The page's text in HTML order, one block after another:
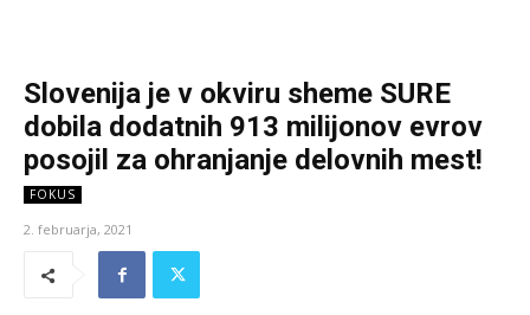
Slovenija je v okviru sheme SURE
dobila dodatnih 913 milijonov evrov
posojil za ohranjanje delovnih mest!
FOKUS
2. februarja, 2021